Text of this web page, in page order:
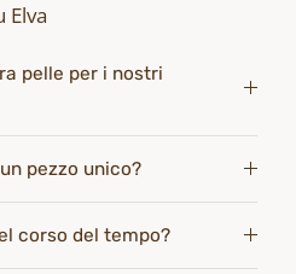
Elva
pelle per i nostri
pezzo unico?
corso del tempo?